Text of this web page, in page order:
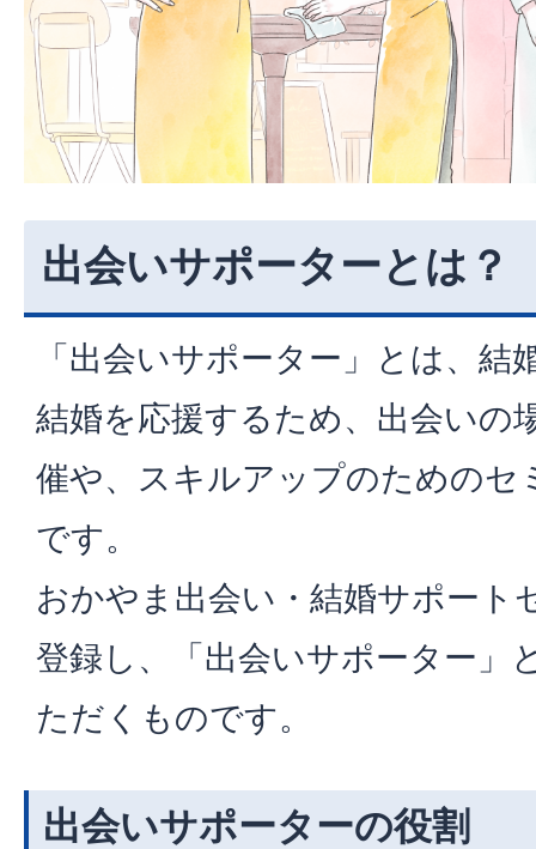
出会いサポーターとは？
「出会いサポーター」とは、結
結婚を応援するため、出会いの
催や、スキルアップのためのセ
です。
おかやま出会い・結婚サポート
登録し、「出会いサポーター」
ただくものです。
出会いサポーターの役割